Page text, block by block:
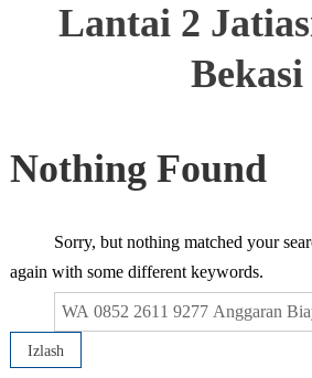
Lantai 2
Bekasi
Nothing Found
Sorry, but nothing matched your
again with some different keywords.
Qidirshish: